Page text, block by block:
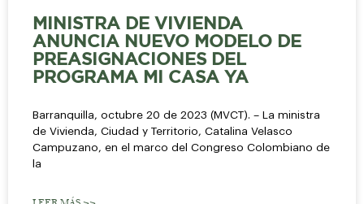
MINISTRA DE VIVIENDA
ANUNCIA NUEVO MODELO DE
PREASIGNACIONES DEL
PROGRAMA MI CASA YA
Barranquilla, octubre 20 de 2023 (MVCT). – La ministra
de Vivienda, Ciudad y Territorio, Catalina Velasco
Campuzano, en el marco del Congreso Colombiano de
la